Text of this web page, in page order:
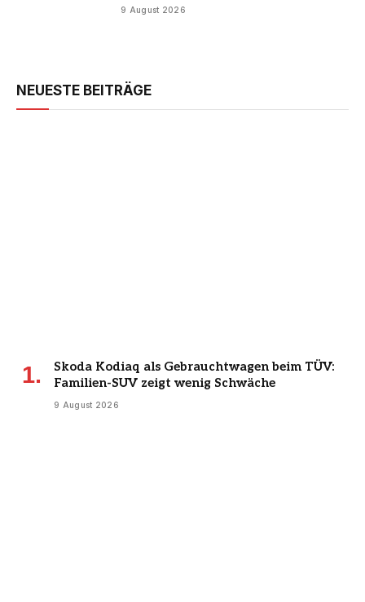
9 August 2026
NEUESTE BEITRÄGE
Skoda Kodiaq als Gebrauchtwagen beim TÜV:
Familien-SUV zeigt wenig Schwäche
9 August 2026